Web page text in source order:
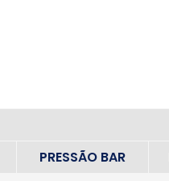
PRESSÃO BAR